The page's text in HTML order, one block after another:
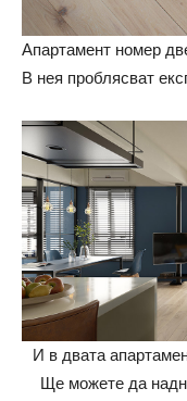
Апартамент номер
В нея проблясват
И в двата
Ще можете да